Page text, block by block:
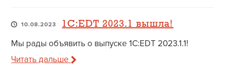
10.08.2023 1C:EDT 2023.1 вышла!
Мы рады объявить о выпуске 1C:EDT 2023.1.1!
Читать дальше